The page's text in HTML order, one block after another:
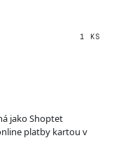
1 KS
jako Shoptet
platby kartou v